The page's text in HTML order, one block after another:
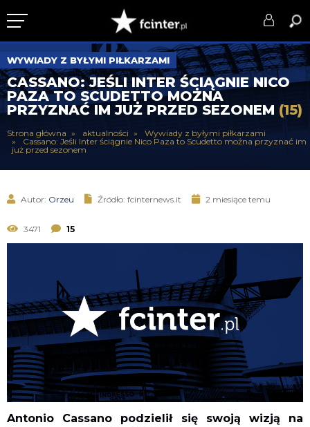
KLUB
DRUŻYNA
SERIE A
PUCHARY
SERWIS
WYWIADY Z BYŁYMI PIŁKARZAMI
CASSANO: JEŚLI INTER ŚCIĄGNIE NICO
PAZA TO SCUDETTO MOŻNA
PRZYZNAĆ IM JUŻ PRZED SEZONEM (15)
Strona główna aktualności
Wywiady z byłymi piłkarzami
Cassano: Jeśli Inter ściągnie Nico Paza to Scudetto można przyznać im
już przed sezonem
Autor: Orzeu Źródło: fcinternews.it 2 miesiące temu
3471 15
Antonio Cassano podzielił się swoją wizją na